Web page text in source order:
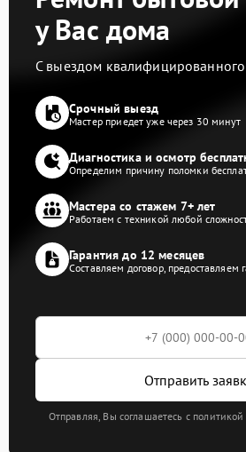
у Вас дома
С выездом квалифицированного
Срочный выезд
Мастер приедет уже через 30 минут
Диагностика и осмотр
Определим причину поломки
Мастера со стажем 7+ лет
Работаем с техникой любой
Гарантия до 12 месяцев
Составляем договор, предоставляем
Отправить
Отправляя, Вы соглашаетесь с